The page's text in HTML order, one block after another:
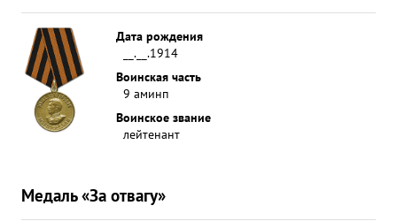
Дата рождения
__.__.1914
Воинская часть
9 аминп
Воинское звание
лейтенант
Медаль «За отвагу»